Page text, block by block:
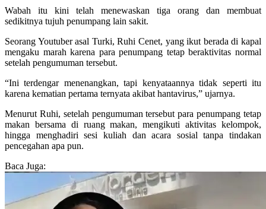
Wabah itu kini telah menewaskan tiga orang dan membuat
sedikitnya tujuh penumpang lain sakit.
Seorang Youtuber asal Turki, Ruhi Cenet, yang ikut berada di kapal
mengaku marah karena para penumpang tetap beraktivitas normal
setelah pengumuman tersebut.
“Ini terdengar menenangkan, tapi kenyataannya tidak seperti itu
karena kematian pertama ternyata akibat hantavirus,” ujarnya.
Menurut Ruhi, setelah pengumuman tersebut para penumpang tetap
makan bersama di ruang makan, mengikuti aktivitas kelompok,
hingga menghadiri sesi kuliah dan acara sosial tanpa tindakan
pencegahan apa pun.
Baca Juga: